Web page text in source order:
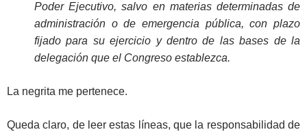
Poder Ejecutivo, salvo en materias determinadas de
administración o de emergencia pública, con plazo
fijado para su ejercicio y dentro de las bases de la
delegación que el Congreso establezca.
La negrita me pertenece.
Queda claro, de leer estas líneas, que la responsabilidad de